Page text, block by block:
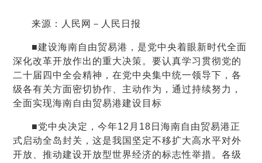
来源：人民网－人民日报
■建设海南自由贸易港，是党中央着眼新时代全面
深化改革开放作出的重大决策。要认真学习贯彻党的
二十届四中全会精神，在党中央集中统一领导下，各
级各有关方面密切协作、主动作为，通过持续努力，
全面实现海南自由贸易港建设目标
■党中央决定，今年12月18日海南自由贸易港正
式启动全岛封关，这是我国坚定不移扩大高水平对外
开放、推动建设开放型世界经济的标志性举措。各级